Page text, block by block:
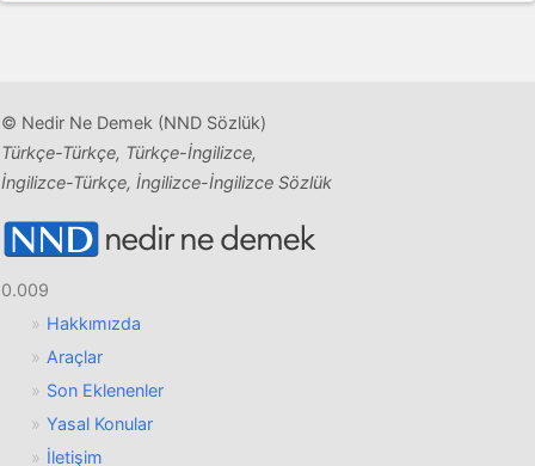
© Nedir Ne Demek (NND Sözlük)
Türkçe-Türkçe, Türkçe-İngilizce,
İngilizce-Türkçe, İngilizce-İngilizce Sözlük
0.009
Hakkımızda
Araçlar
Son Eklenenler
Yasal Konular
İletişim